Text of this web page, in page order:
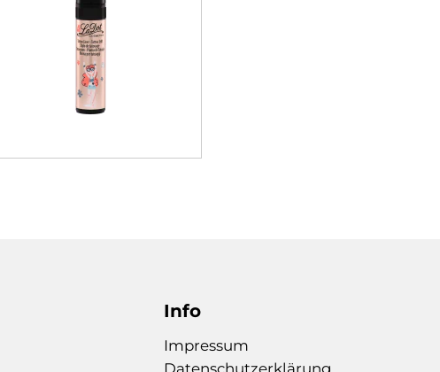
Info
Impressum
Datenschutzerklärung